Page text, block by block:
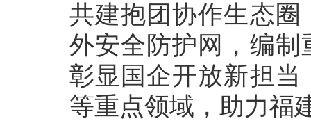
共建抱团协作生态
外安全防护网，编
彰显国企开放新担
等重点领域，助力福